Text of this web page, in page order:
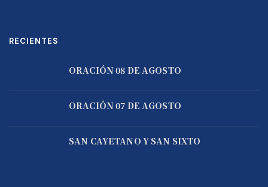
RECIENTES
ORACIÓN 08 DE AGOSTO
ORACIÓN 07 DE AGOSTO
SAN CAYETANO Y SAN SIXTO